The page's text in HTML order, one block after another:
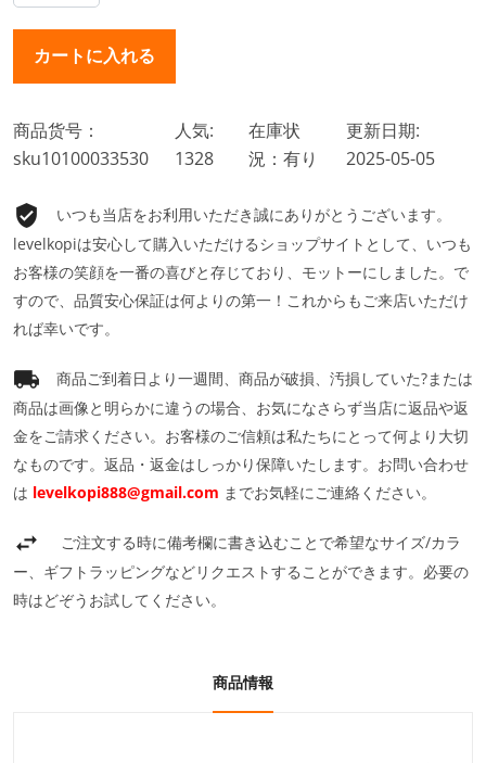
商品货号：
sku10100033530
人気:
1328
在庫状
況：有り
更新日期:
2025-05-05
いつも当店をお利用いただき誠にありがとうございます。
levelkopiは安心して購入いただけるショップサイトとして、いつも
お客様の笑顔を一番の喜びと存じており、モットーにしました。で
すので、品質安心保証は何よりの第一！これからもご来店いただけ
れば幸いです。
商品ご到着日より一週間、商品が破損、汚損していた?または
商品は画像と明らかに違うの場合、お気になさらず当店に返品や返
金をご請求ください。お客様のご信頼は私たちにとって何より大切
なものです。返品・返金はしっかり保障いたします。お問い合わせ
は levelkopi888@gmail.com までお気軽にご連絡ください。
ご注文する時に備考欄に書き込むことで希望なサイズ/カラ
ー、ギフトラッピングなどリクエストすることができます。必要の
時はどぞうお試してください。
商品情報